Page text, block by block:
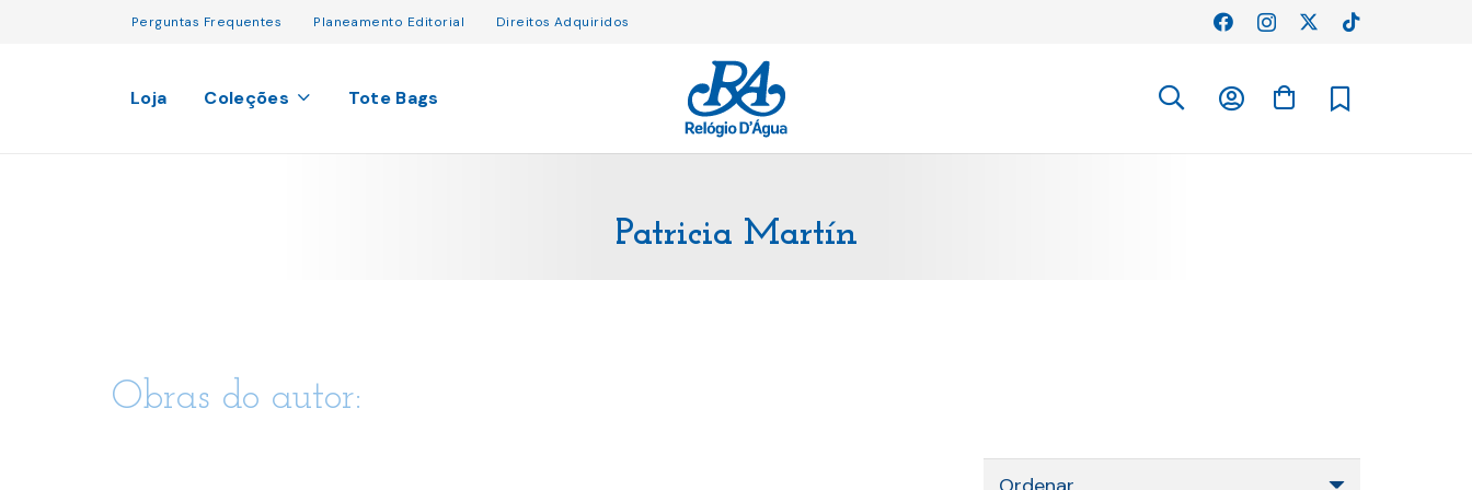
Perguntas Frequentes Planeamento Editorial Direitos Adquiridos
Loja Coleções Tote Bags
Patricia Martín
Obras do autor: